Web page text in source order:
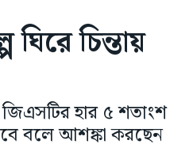
চিন্তায়
হার ৫ শতাংশ
বলে আশঙ্কা করছেন